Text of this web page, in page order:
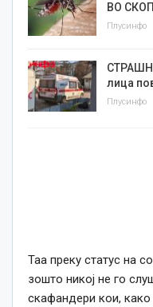
ВО
Плусинфо
лица
Плусинфо
Таа преку статус на
зошто никој не го
скафандери кои, како